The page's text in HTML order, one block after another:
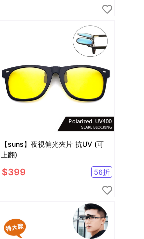
【suns】夜視偏光夾片 抗UV (可
上翻)
$399 56折